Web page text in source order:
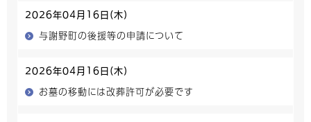
2026年04月16日(木)
与謝野町の後援等の申請について
2026年04月16日(木)
お墓の移動には改葬許可が必要です